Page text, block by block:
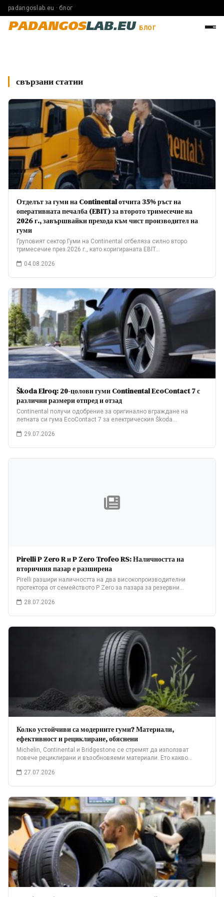
padangoslab.eu · блог
PADANGOSLAB.EU БЛОГ
свързани статии
Отделът за гуми на Continental отчита 35% ръст на
оперативната печалба (EBIT) за второто тримесечие на
2026 г., завършвайки прехода към чист производител на
гуми
Груповият сектор Гуми на Continental отбеляза силно второ
тримесечие през 2026 г., като коригираната EBIT…
04.08.2026
Škoda Elroq: 20-цолови гуми Continental EcoContact 7 с
различни размери отпред и отзад
Continental получи одобрение за оригинално вграждане на
летната си гума EcoContact 7 за електрическия Škoda…
29.07.2026
Pirelli P Zero R и P Zero Trofeo RS: Наличността на
вторичния пазар е разширена
Pirelli разшири наличността на два високопроизводителни
протектора от семейството P Zero за пазара за резервни…
28.07.2026
Колко устойчиви са модерните гуми? Материали,
ефективност и рециклиране, обяснени
Michelin, Continental и Bridgestone се стремят да използват
повече рециклирани и възобновяеми материали. Ето какво…
27.07.2026